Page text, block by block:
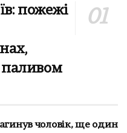
пожежі
паливом
чоловік, ще один